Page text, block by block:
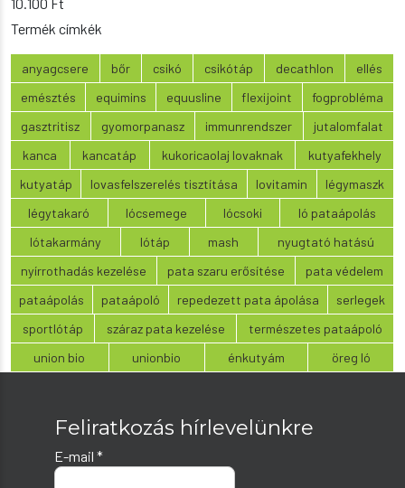
Termék címkék
anyagcsere bőr csikó csikótáp decathlon
ellés
emésztés
equimins equusline flexijoint
fogprobléma
gasztritisz
gyomorpanasz immunrendszer
jutalomfalat
kanca
kancatáp kukoricaolaj lovaknak
kutyafekhely
kutyatáp
lovasfelszerelés tisztítása lovitamin
légymaszk
légytakaró
lócsemege lócsoki
ló pataápolás
lótakarmány
lótáp mash
nyugtató hatású
nyírrothadás kezelése
pata szaru erősítése
pata védelem
pataápolás
pataápoló repedezett pata ápolása
serlegek
sportlótáp
száraz pata kezelése
természetes pataápoló
union bio
unionbio énkutyám öreg ló
Feliratkozás hírlevelünkre
E-mail *